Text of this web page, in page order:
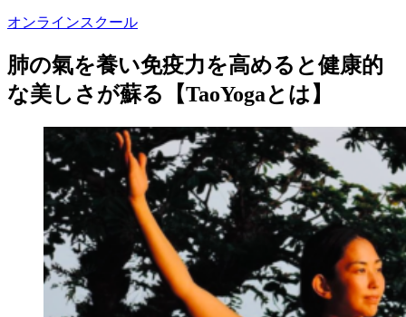
オンラインスクール
肺の氣を養い免疫力を高めると健康的
な美しさが蘇る【TaoYogaとは】